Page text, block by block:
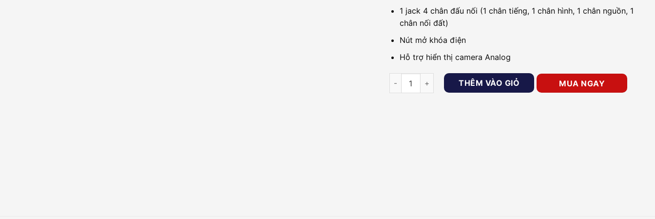
1 jack 4 chân đấu nối (1 chân tiếng, 1 chân hình, 1 chân nguồn, 1
chân nối đất)
Nút mở khóa điện
Hỗ trợ hiển thị camera Analog
Màn hình chuông cửa HIKVISION DS-KH2200 số lượng
THÊM VÀO GIỎ MUA NGAY